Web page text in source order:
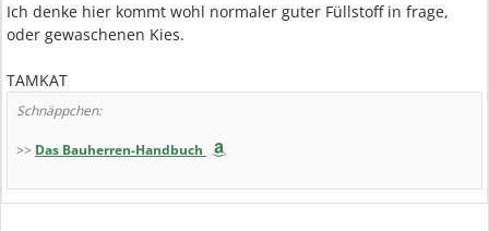
Ich denke hier kommt wohl normaler guter Füllstoff in frage,
oder gewaschenen Kies.
TAMKAT
Schnäppchen:
>> Das Bauherren-Handbuch